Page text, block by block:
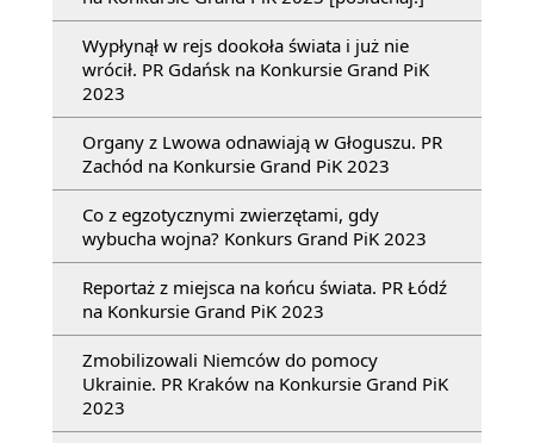
Wypłynął w rejs dookoła świata i już nie
wrócił. PR Gdańsk na Konkursie Grand PiK
2023
Organy z Lwowa odnawiają w Głoguszu. PR
Zachód na Konkursie Grand PiK 2023
Co z egzotycznymi zwierzętami, gdy
wybucha wojna? Konkurs Grand PiK 2023
Reportaż z miejsca na końcu świata. PR Łódź
na Konkursie Grand PiK 2023
Zmobilizowali Niemców do pomocy
Ukrainie. PR Kraków na Konkursie Grand PiK
2023